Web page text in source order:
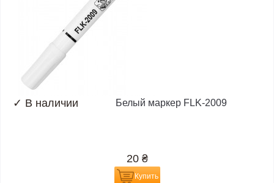
✓ В наличии Белый маркер FLK-2009
20 ₴
Купить